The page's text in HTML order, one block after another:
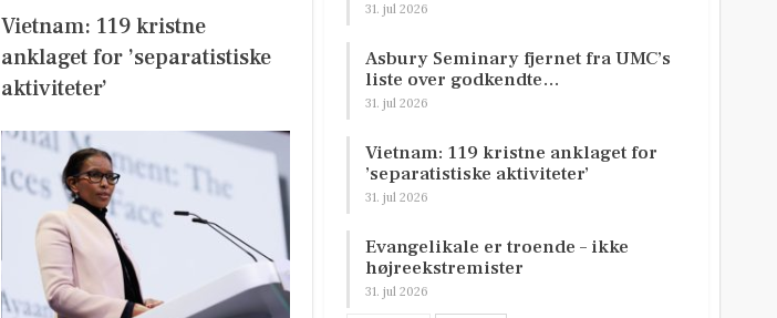
Vietnam: 119 kristne
anklaget for ’separatistiske
aktiviteter’
31. jul 2026
Asbury Seminary fjernet fra UMC’s
liste over godkendte…
31. jul 2026
Vietnam: 119 kristne anklaget for
’separatistiske aktiviteter’
31. jul 2026
Evangelikale er troende – ikke
højreekstremister
31. jul 2026